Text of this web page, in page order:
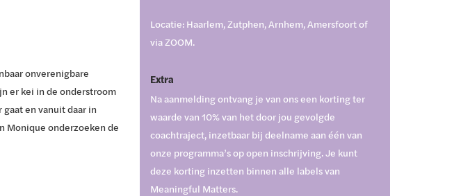
onverenigbare
er kei in de onderstroom
en vanuit daar in
Monique onderzoeken de
Locatie: Haarlem, Zutphen, Arnhem, Amersfoort of
via ZOOM.
Extra
Na aanmelding ontvang je van ons een korting ter
waarde van 10% van het door jou gevolgde
coachtraject, inzetbaar bij deelname aan één van
onze programma’s op open inschrijving. Je kunt
deze korting inzetten binnen alle labels van
Meaningful Matters.